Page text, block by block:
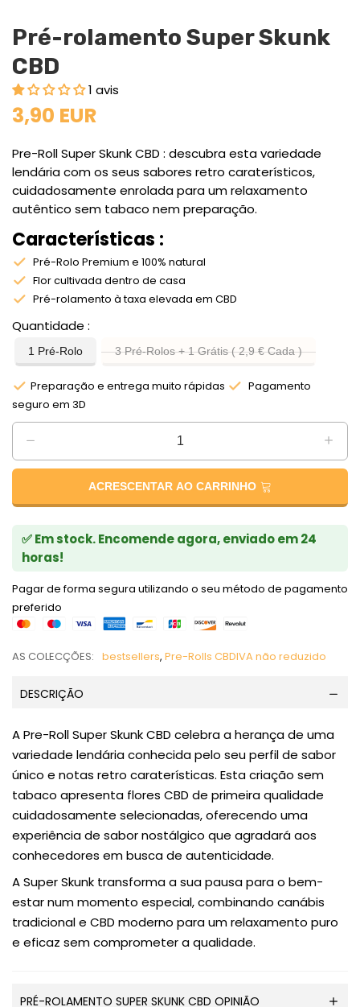
Pré-rolamento Super Skunk
CBD
1 avis
3,90 EUR
Pre-Roll Super Skunk CBD : descubra esta variedade
lendária com os seus sabores retro caraterísticos,
cuidadosamente enrolada para um relaxamento
autêntico sem tabaco nem preparação.
Características :
Pré-Rolo Premium e 100% natural
Flor cultivada dentro de casa
Pré-rolamento à taxa elevada em CBD
Quantidade
1 Pré-Rolo 3 Pré-Rolos + 1 Grátis ( 2,9 € Cada )
Preparação e entrega muito rápidas
Pagamento
seguro em 3D
ACRESCENTAR AO CARRINHO
✅ Em stock. Encomende agora, enviado em 24
horas!
Pagar de forma segura utilizando o seu método de pagamento
preferido
AS COLECÇÕES: bestsellers, Pre-Rolls CBDIVA não reduzido
DESCRIÇÃO
A Pre-Roll Super Skunk CBD celebra a herança de uma
variedade lendária conhecida pelo seu perfil de sabor
único e notas retro caraterísticas. Esta criação sem
tabaco apresenta flores CBD de primeira qualidade
cuidadosamente selecionadas, oferecendo uma
experiência de sabor nostálgico que agradará aos
conhecedores em busca de autenticidade.
A Super Skunk transforma a sua pausa para o bem-
estar num momento especial, combinando canábis
tradicional e CBD moderno para um relaxamento puro
e eficaz sem comprometer a qualidade.
PRÉ-ROLAMENTO SUPER SKUNK CBD OPINIÃO